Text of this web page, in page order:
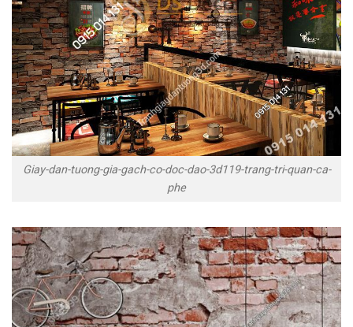
Giay-dan-tuong-gia-gach-co-doc-dao-3d119-trang-tri-quan-ca-
phe